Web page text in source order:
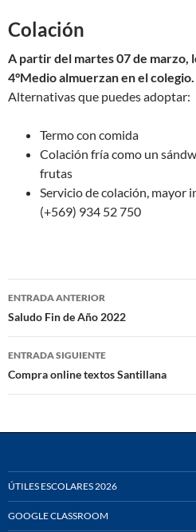
Colación
A partir del martes 07 de marzo,
4°Medio almuerzan en el colegio.
Alternativas que puedes adoptar:
Termo con comida
Colación fría como un
frutas
Servicio de colación, mayor
(+569) 934 52 750
Navegación
de
entradas
ENTRADA ANTERIOR
Saludo Fin de Año 2022
ENTRADA SIGUIENTE
Compra online textos Santillana
ÚTILES ESCOLARES 2026
GOOGLE CLASSROOM